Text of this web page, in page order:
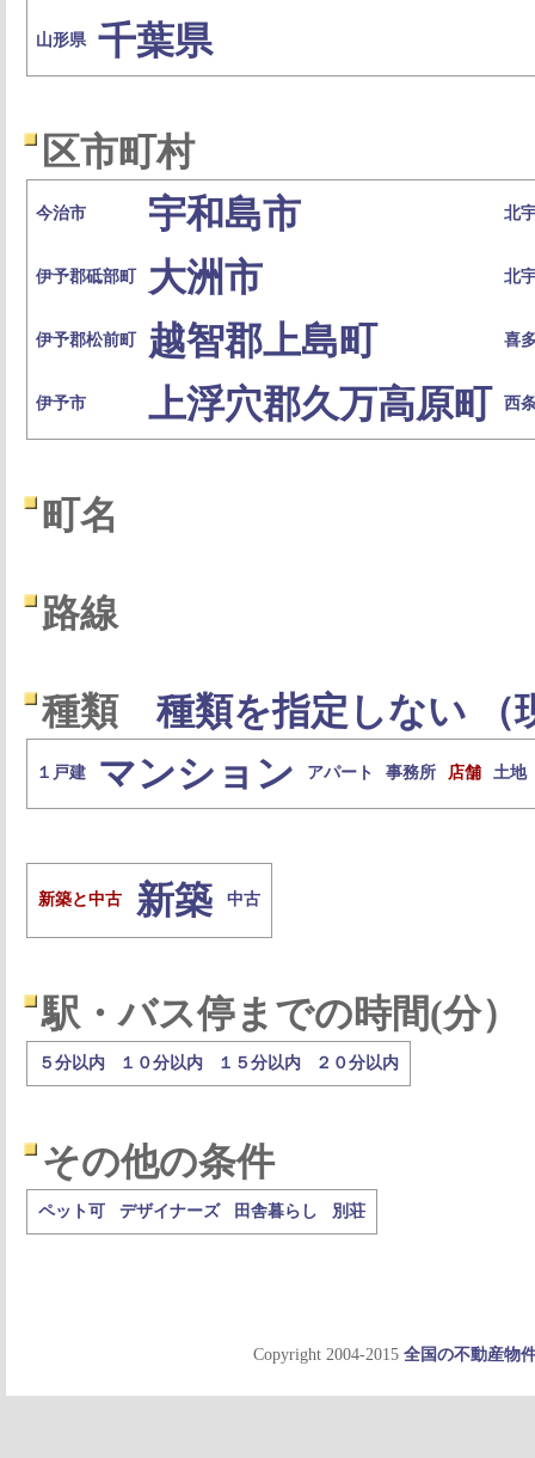
山形県 千葉県
区市町村
今治市 宇和島市 北
伊予郡砥部町 大洲市 北
伊予郡松前町 越智郡上島町 喜
伊予市 上浮穴郡久万高原町 西
町名
路線
種類 種類を指定しない （
１戸建 マンション アパート 事務所 店舗 土地
新築と中古 新築 中古
駅・バス停までの時間(分）
５分以内 １０分以内 １５分以内 ２０分以内
その他の条件
ペット可 デザイナーズ 田舎暮らし 別荘
Copyright 2004-2015 全国の不動産物